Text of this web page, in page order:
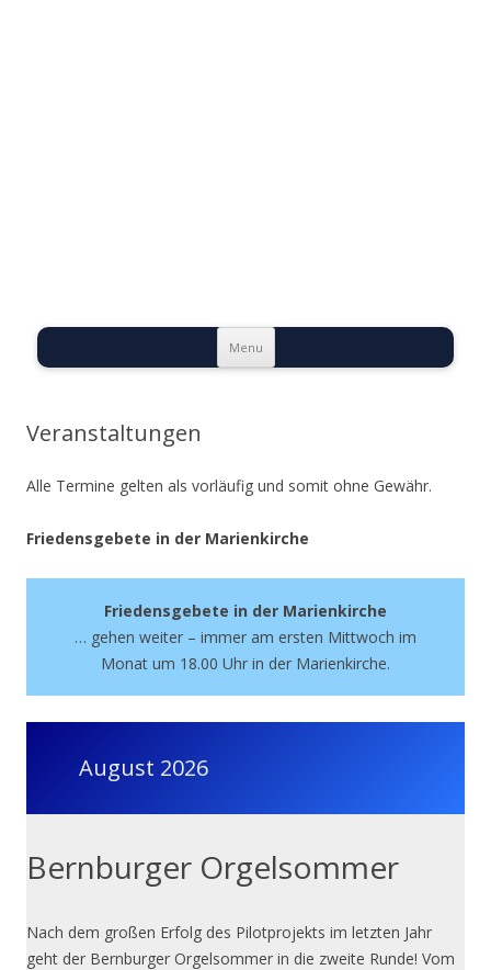
Menu
Skip to content
Veranstaltungen
Alle Termine gelten als vorläufig und somit ohne Gewähr.
Friedensgebete in der Marienkirche
Friedensgebete in der Marienkirche
… gehen weiter – immer am ersten Mittwoch im
Monat um 18.00 Uhr in der Marienkirche.
August 2026
Bernburger Orgelsommer
Nach dem großen Erfolg des Pilotprojekts im letzten Jahr
geht der Bernburger Orgelsommer in die zweite Runde! Vom